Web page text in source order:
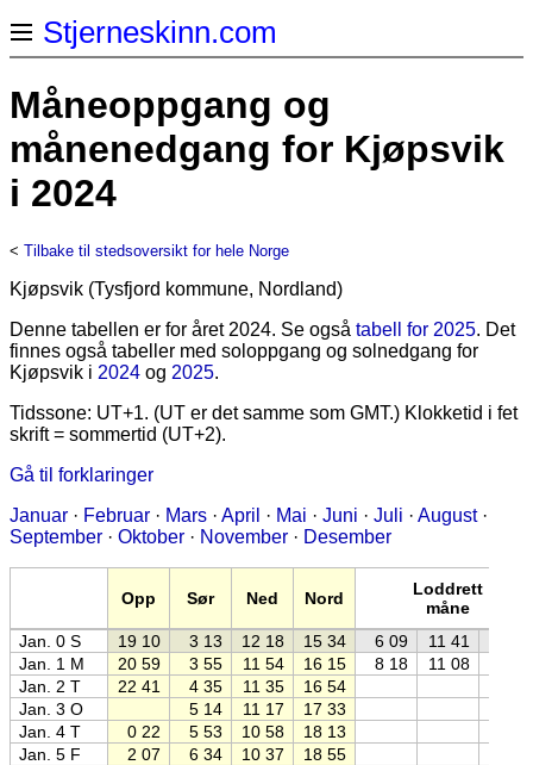
Stjerneskinn.com
Måneoppgang og
månenedgang for Kjøpsvik
i 2024
< Tilbake til stedsoversikt for hele Norge
Kjøpsvik (Tysfjord kommune, Nordland)
Denne tabellen er for året 2024. Se også tabell for 2025. Det
finnes også tabeller med soloppgang og solnedgang for
Kjøpsvik i 2024 og 2025.
Tidssone: UT+1. (UT er det samme som GMT.) Klokketid i fet
skrift = sommertid (UT+2).
Gå til forklaringer
Januar · Februar · Mars · April · Mai · Juni · Juli · August·
September · Oktober · November · Desember
Opp Sør Ned Nord
Loddrett
måne
Jan. 0 S
19 10 3 13 12 18 15 34 6 09
11 41
Jan. 1 M
20 59 3 55 11 54 16 15 8 18
11 08
Jan. 2 T
22 41 4 35 11 35
16 54
Jan. 3 O
5 14 11 17
17 33
Jan. 4 T
0 22 5 53 10 58
18 13
Jan. 5 F
2 07 6 34 10 37
18 55